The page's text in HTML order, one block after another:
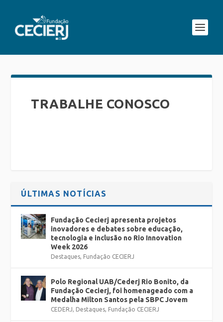
TRABALHE CONOSCO
ÚLTIMAS NOTÍCIAS
Fundação Cecierj apresenta projetos
inovadores e debates sobre educação,
tecnologia e inclusão no Rio Innovation
Week 2026
Destaques, Fundação CECIERJ
Polo Regional UAB/Cederj Rio Bonito, da
Fundação Cecierj, foi homenageado com a
Medalha Milton Santos pela SBPC Jovem
CEDERJ, Destaques, Fundação CECIERJ